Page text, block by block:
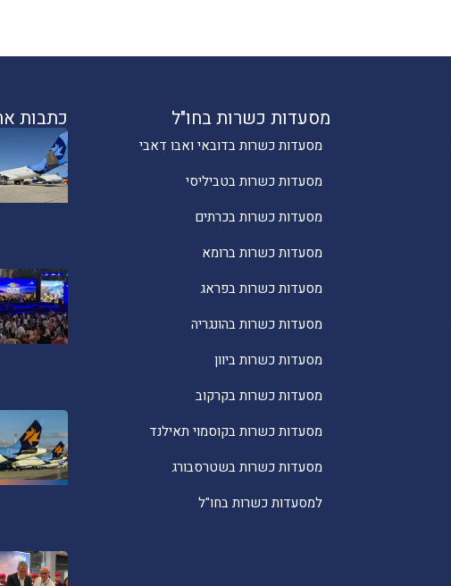
כתבות מסעדות כשרות בחו"ל
מסעדות כשרות בדובאי ואבו דאבי
מסעדות כשרות בטביליסי
מסעדות כשרות בכרתים
מסעדות כשרות ברומא
מסעדות כשרות בפראג
מסעדות כשרות בהונגריה
מסעדות כשרות ביוון
מסעדות כשרות בקרקוב
מסעדות כשרות בקוסמוי תאילנד
מסעדות כשרות בשטרסבורג
למסעדות כשרות בחו"ל